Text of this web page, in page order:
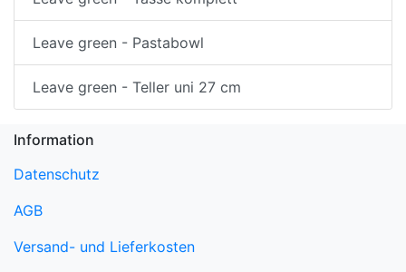
Leave green - Pastabowl
Leave green - Teller uni 27 cm
Information
Datenschutz
AGB
Versand- und Lieferkosten